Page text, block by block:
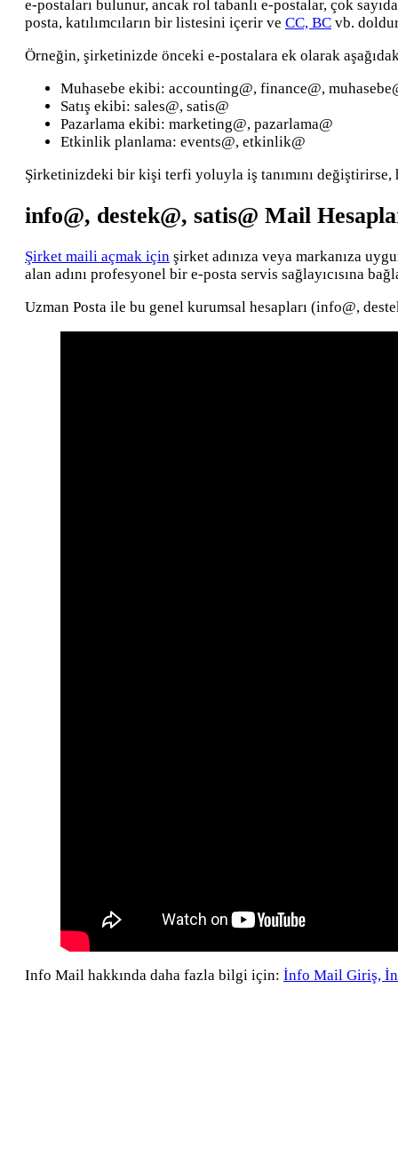
e-postaları bulunur, ancak rol tabanlı e-postalar, çok
posta, katılımcıların bir listesini içerir ve CC, BC vb.
Örneğin, şirketinizde önceki e-postalara ek olarak
Muhasebe ekibi: accounting@, finance@,
Satış ekibi: sales@, satis@
Pazarlama ekibi: marketing@, pazarlama@
Etkinlik planlama: events@, etkinlik@
Şirketinizdeki bir kişi terfi yoluyla iş tanımını değiştirirse,
info@, destek@, satis@ Mail
Şirket maili açmak için şirket adınıza veya markanıza
alan adını profesyonel bir e-posta servis sağlayıcısına
Uzman Posta ile bu genel kurumsal hesapları (info@,
Info Mail hakkında daha fazla bilgi için: İnfo Mail Giriş,